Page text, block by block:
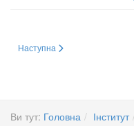
Наступна стаття: Наукова
Наступна
Ви тут: Головна Інститут